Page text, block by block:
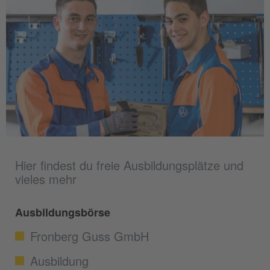
Hier findest du freie Ausbildungsplätze und
vieles mehr
Ausbildungsbörse
Fronberg Guss GmbH
Ausbildung